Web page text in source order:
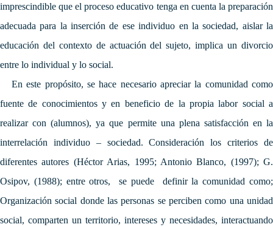
imprescindible que el proceso educativo tenga en cuenta la preparación
adecuada para la inserción de ese individuo en la sociedad, aislar la
educación del contexto de actuación del sujeto, implica un divorcio
entre lo individual y lo social.
En este propósito, se hace necesario apreciar la comunidad como
fuente de conocimientos y en beneficio de la propia labor social a
realizar con (alumnos), ya que permite una plena satisfacción en la
interrelación individuo – sociedad. Consideración los criterios de
diferentes autores (Héctor Arias, 1995; Antonio Blanco, (1997); G.
Osipov, (1988); entre otros, se puede definir la comunidad como;
Organización social donde las personas se perciben como una unidad
social, comparten un territorio, intereses y necesidades, interactuando